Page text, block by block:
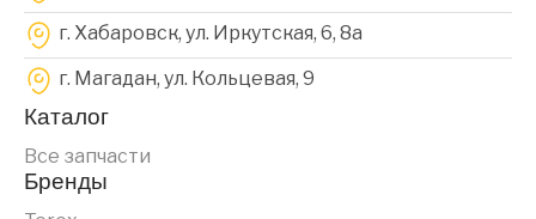
г. Хабаровск, ул. Иркутская, 6, 8a
г. Магадан, ул. Кольцевая, 9
Каталог
Все запчасти
Бренды